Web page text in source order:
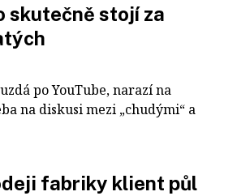
skutečně stojí za
po YouTube, narazí na
na diskusi mezi „chudými“ a
fabriky klient půl